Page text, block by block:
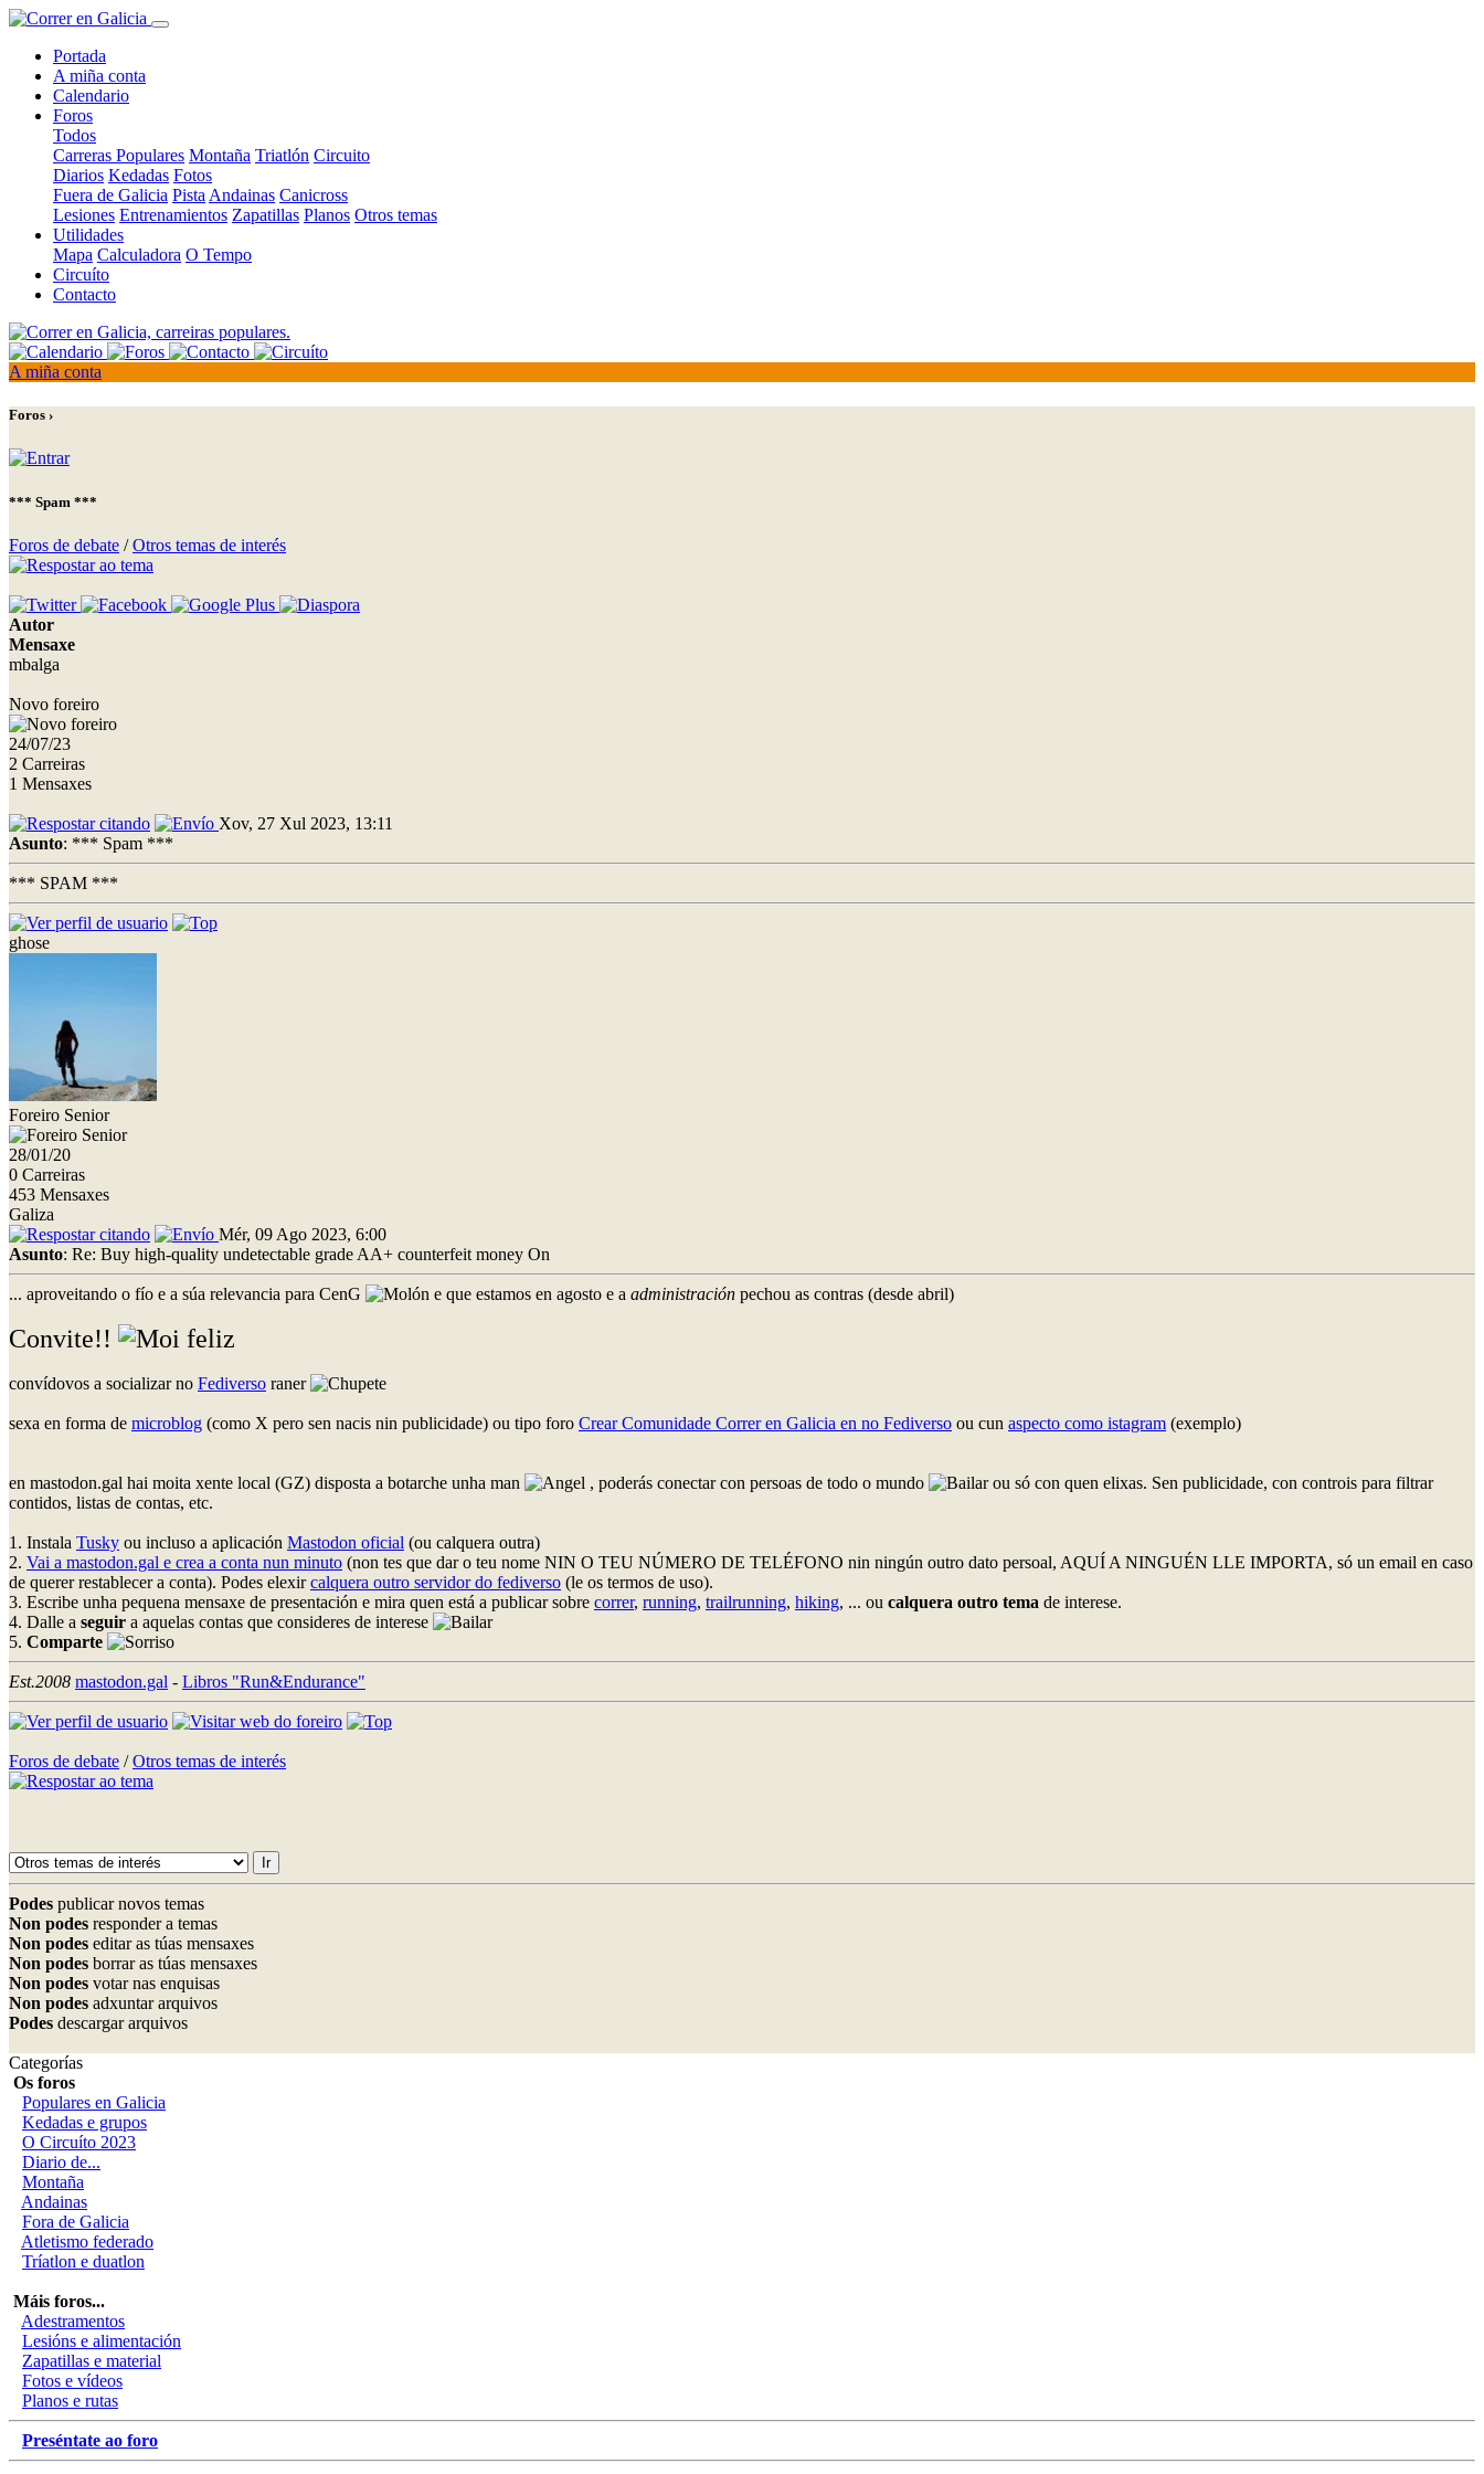
Portada
A miña conta
Calendario
Foros
Todos
Carreras Populares Montaña Triatlón Circuito
Diarios Kedadas Fotos
Fuera de Galicia Pista Andainas Canicross
Lesiones Entrenamientos Zapatillas Planos Otros temas
Utilidades
Mapa Calculadora O Tempo
Circuíto
Contacto
A miña conta
Foros ›
*** Spam ***
Foros de debate /Otros temas de interés
Autor
Mensaxe
mbalga
Novo foreiro
24/07/23
2 Carreiras
1 Mensaxes
Xov, 27 Xul 2023, 13:11
Asunto: *** Spam ***
*** SPAM ***
ghose
Foreiro Senior
28/01/20
0 Carreiras
453 Mensaxes
Galiza
Mér, 09 Ago 2023, 6:00
Asunto: Re: Buy high-quality undetectable grade AA+ counterfeit money On
... aproveitando o fío e a súa relevancia para CenG e que estamos en agosto e a administración pechou as contras (desde abril)
Convite!!
convídovos a socializar no Fediverso raner
sexa en forma de microblog (como X pero sen nacis nin publicidade) ou tipo foro Crear Comunidade Correr en Galicia en no Fediverso ou cun aspecto como istagram (exemplo)
en mastodon.gal hai moita xente local (GZ) disposta a botarche unha man , poderás conectar con persoas de todo o mundo
ou só con quen elixas. Sen publicidade, con controis para filtrar
contidos, listas de contas, etc.
1. Instala Tusky ou incluso a aplicación Mastodon oficial (ou calquera outra)
2. Vai a mastodon.gal e crea a conta nun minuto (non tes que dar o teu nome NIN O TEU NÚMERO DE TELÉFONO nin ningún outro dato persoal, AQUÍ A NINGUÉN LLE IMPORTA, só un email en caso
de querer restablecer a conta). Podes elexircalquera outro servidor do fediverso (le os termos de uso).
3. Escribe unha pequena mensaxe de presentación e mira quen está a publicar sobre correr, running, trailrunning, hiking, ... ou calquera outro tema de interese.
4. Dalle a seguir a aquelas contas que consideres de interese
5. Comparte
Est.2008 mastodon.gal - Libros "Run&Endurance"
Foros de debate /Otros temas de interés
Podes publicar novos temas
Non podes responder a temas
Non podes editar as túas mensaxes
Non podes borrar as túas mensaxes
Non podes votar nas enquisas
Non podes adxuntar arquivos
Podes descargar arquivos
Categorías
Os foros
Populares en Galicia
Kedadas e grupos
O Circuíto 2023
Diario de...
Montaña
Andainas
Fora de Galicia
Atletismo federado
Tríatlon e duatlon
Máis foros...
Adestramentos
Lesións e alimentación
Zapatillas e material
Fotos e vídeos
Planos e rutas
Preséntate ao foro